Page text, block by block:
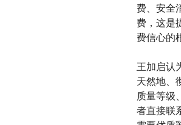
费、安全
费，这是
费信心的
王加启认
天然地、
质量等级
者直接联